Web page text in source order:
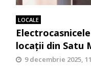
LOCALE
locații din Satu
9 decembrie 2025,